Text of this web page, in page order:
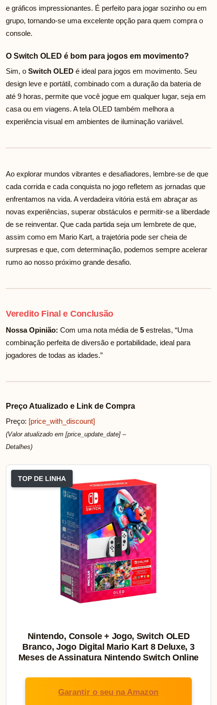
e gráficos impressionantes. É perfeito para jogar sozinho ou em
grupo, tornando-se uma excelente opção para quem compra o
console.
O Switch OLED é bom para jogos em movimento?
Sim, o Switch OLED é ideal para jogos em movimento. Seu
design leve e portátil, combinado com a duração da bateria de
até 9 horas, permite que você jogue em qualquer lugar, seja em
casa ou em viagens. A tela OLED também melhora a
experiência visual em ambientes de iluminação variável.
Ao explorar mundos vibrantes e desafiadores, lembre-se de que
cada corrida e cada conquista no jogo refletem as jornadas que
enfrentamos na vida. A verdadeira vitória está em abraçar as
novas experiências, superar obstáculos e permitir-se a liberdade
de se reinventar. Que cada partida seja um lembrete de que,
assim como em Mario Kart, a trajetória pode ser cheia de
surpresas e que, com determinação, podemos sempre acelerar
rumo ao nosso próximo grande desafio.
Veredito Final e Conclusão
Nossa Opinião: Com uma nota média de 5 estrelas, “Uma
combinação perfeita de diversão e portabilidade, ideal para
jogadores de todas as idades.”
Preço Atualizado e Link de Compra
Preço: [price_with_discount]
(Valor atualizado em [price_update_date] –
Detalhes)
TOP DE LINHA
Nintendo, Console + Jogo, Switch OLED
Branco, Jogo Digital Mario Kart 8 Deluxe, 3
Meses de Assinatura Nintendo Switch Online
Garantir o seu na Amazon